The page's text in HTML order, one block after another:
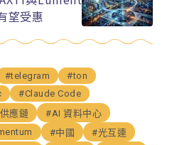
望受惠
#telegram
#ton
#Claude Code
應鏈
#AI 資料中心
#中國
#光互連